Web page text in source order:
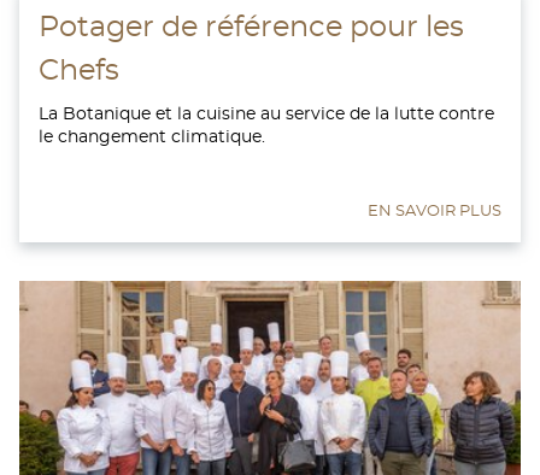
Potager de référence pour les
Chefs
La Botanique et la cuisine au service de la lutte contre
le changement climatique.
EN SAVOIR PLUS